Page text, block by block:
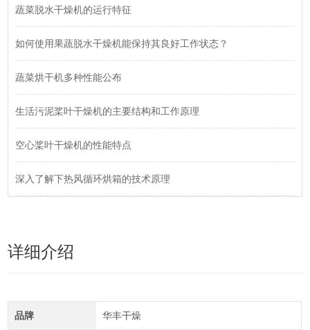
蔬菜脱水干燥机的运行特征
如何使用果蔬脱水干燥机能保持其良好工作状态？
蔬菜烘干机多种性能公布
生活污泥桨叶干燥机的主要结构和工作原理
空心桨叶干燥机的性能特点
深入了解下热风循环烘箱的技术原理
详细介绍
品牌 华丰干燥